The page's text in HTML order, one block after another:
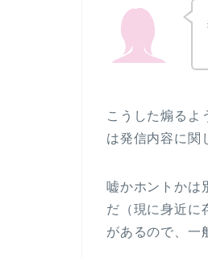
こうした煽るよ
は発信内容に関
嘘かホントかは
だ（現に身近に
があるので、一